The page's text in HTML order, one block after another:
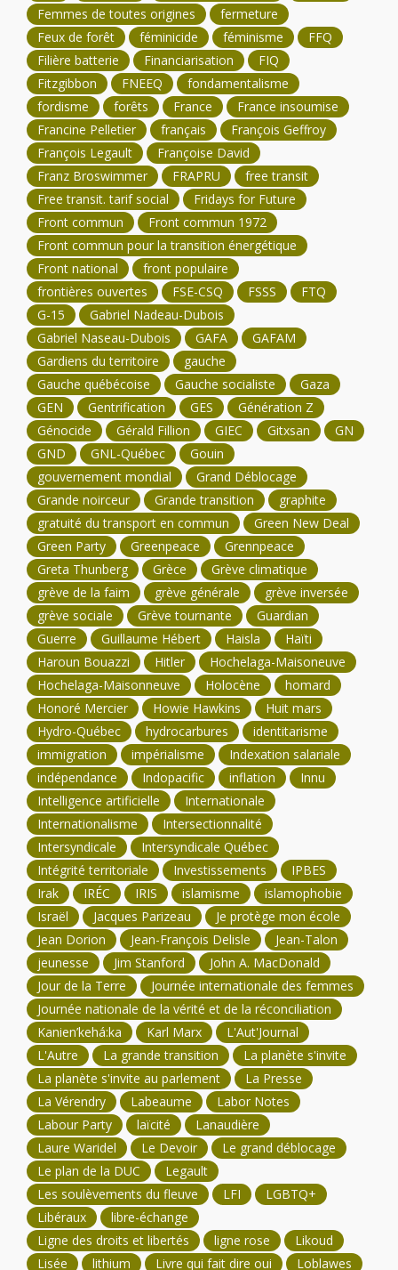
Femmes de toutes origines
fermeture
Feux de forêt
féminicide féminisme
FFQ
Filière batterie
Financiarisation
FIQ
Fitzgibbon
FNEEQ
fondamentalisme
fordisme
forêts France
France insoumise
Francine Pelletier
français
François Geffroy
François Legault
Françoise David
Franz Broswimmer
FRAPRU
free transit
Free transit. tarif social
Fridays for Future
Front commun
Front commun 1972
Front commun pour la transition énergétique
Front national
front populaire
frontières ouvertes
FSE-CSQ FSSS
FTQ
G-15
Gabriel Nadeau-Dubois
Gabriel Naseau-Dubois
GAFA
GAFAM
Gardiens du territoire
gauche
Gauche québécoise
Gauche socialiste
Gaza
GEN
Gentrification GES
Génération Z
Génocide
Gérald Fillion GIEC Gitxsan
GN
GND
GNL-Québec
Gouin
gouvernement mondial
Grand Déblocage
Grande noirceur
Grande transition
graphite
gratuité du transport en commun
Green New Deal
Green Party
Greenpeace
Grennpeace
Greta Thunberg
Grèce
Grève climatique
grève de la faim
grève générale
grève inversée
grève sociale
Grève tournante
Guardian
Guerre
Guillaume Hébert Haisla
Haïti
Haroun Bouazzi
Hitler
Hochelaga-Maisoneuve
Hochelaga-Maisonneuve
Holocène
homard
Honoré Mercier
Howie Hawkins
Huit mars
Hydro-Québec
hydrocarbures
identitarisme
immigration
impérialisme
Indexation salariale
indépendance
Indopacific inflation
Innu
Intelligence artificielle
Internationale
Internationalisme
Intersectionnalité
Intersyndicale
Intersyndicale Québec
Intégrité territoriale
Investissements
IPBES
Irak
IRÉC IRIS islamisme
islamophobie
Israël
Jacques Parizeau
Je protège mon école
Jean Dorion
Jean-François Delisle
Jean-Talon
jeunesse
Jim Stanford
John A. MacDonald
Jour de la Terre
Journée internationale des femmes
Journée nationale de la vérité et de la réconciliation
Kanien’kehá:ka
Karl Marx
L'Aut'Journal
L'Autre
La grande transition
La planète s'invite
La planète s'invite au parlement
La Presse
La Vérendry
Labeaume
Labor Notes
Labour Party
laïcité
Lanaudière
Laure Waridel
Le Devoir
Le grand déblocage
Le plan de la DUC
Legault
Les soulèvements du fleuve
LFI
LGBTQ+
Libéraux
libre-échange
Ligne des droits et libertés
ligne rose
Likoud
Lisée
lithium Livre qui fait dire oui
Loblawes